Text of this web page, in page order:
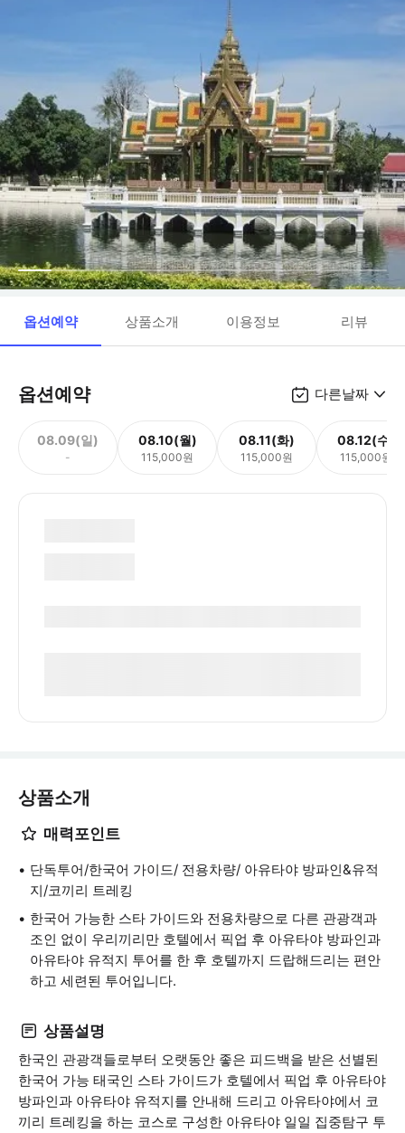
옵션예약 상품소개 이용정보 리뷰
옵션예약 다른날짜
08.09(일)
-
08.10(월)
115,000원
08.11(화)
115,000원
08.12(수)
115,000원
상품소개
매력포인트
단독투어/한국어 가이드/ 전용차량/ 아유타야 방파인&유적
지/코끼리 트레킹
한국어 가능한 스타 가이드와 전용차량으로 다른 관광객과
조인 없이 우리끼리만 호텔에서 픽업 후 아유타야 방파인과
아유타야 유적지 투어를 한 후 호텔까지 드랍해드리는 편안
하고 세련된 투어입니다.
상품설명
한국인 관광객들로부터 오랫동안 좋은 피드백을 받은 선별된
한국어 가능 태국인 스타 가이드가 호텔에서 픽업 후 아유타야
방파인과 아유타야 유적지를 안내해 드리고 아유타야에서 코
끼리 트레킹을 하는 코스로 구성한 아유타야 일일 집중탐구 투